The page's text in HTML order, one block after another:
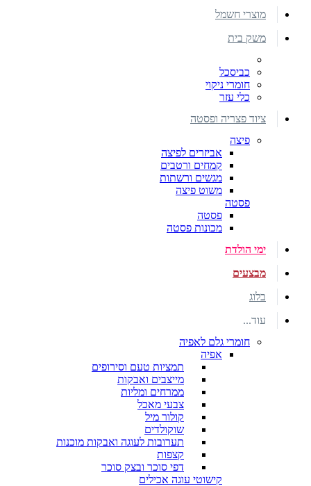
מוצרי חשמל
משק בית
כביסכל
חומרי ניקוי
כלי עזר
ציוד פצריה ופסטה
פיצה
אביזרים לפיצה
קמחים ורטבים
מגשים ורשתות
משוט פיצה
פסטה
פסטה
מכונות פסטה
ימי הולדת
מבצעים
בלוג
עוד...
חומרי גלם לאפיה
אפיה
תמציות טעם וסירופים
מייצבים ואבקות
ממרחים ומליות
צבעי מאכל
קולור מיל
שוקולדים
תערובות לעוגה ואבקות מוכנות
קצפות
דפי סוכר ובצק סוכר
קישוטי עוגה אכילים